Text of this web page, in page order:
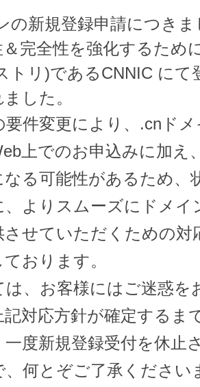
の登録/更新/移管料金
永久無料（ドメイン
× サーバー同時登録
テーマShop
なら良質な有料
安くご購入いただけます
テーマShop
システム
で配信し放題 販売促進
ドメインを安全・簡単
廃止
の操作制限を可能に
プロテクション
お小遣い稼ぎ
パーキング
ド一覧
告
違法サイトの報告は
と障害情報のお知らせ
ンス・障害情報
の新規登録申請につき
完全性を強化するため
トリ)であるCNNIC にて
した。
要件変更により、.cnド
上でのお申込みに加え
なる可能性があるため、
、よりスムーズにドメイ
させていただくための対
おります。
は、お客様にはご迷惑を
記対応方針が確定するま
一度新規登録受付を休止
、何とぞご了承ください